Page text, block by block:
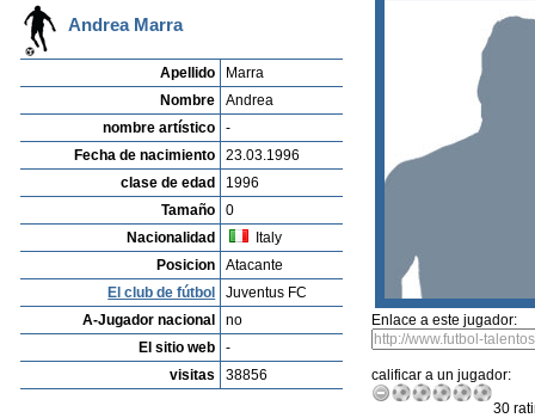
Andrea Marra
Apellido
Marra
Nombre
Andrea
nombre artístico
-
Fecha de nacimiento
23.03.1996
clase de edad
1996
Tamaño
0
Nacionalidad
Italy
Posicion
Atacante
El club de fútbol
Juventus FC
A-Jugador nacional
no
El sitio web
-
visitas
38856
Enlace a este jugador:
calificar a un jugador:
30